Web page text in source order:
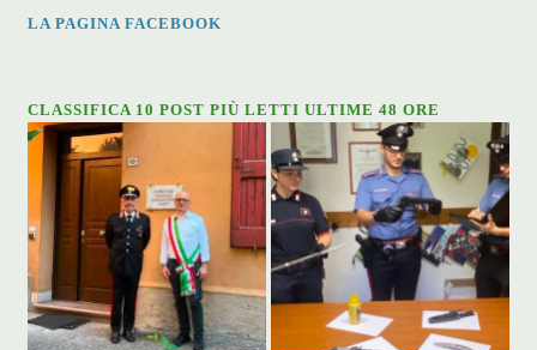
LA PAGINA FACEBOOK
CLASSIFICA 10 POST PIÙ LETTI ULTIME 48 ORE